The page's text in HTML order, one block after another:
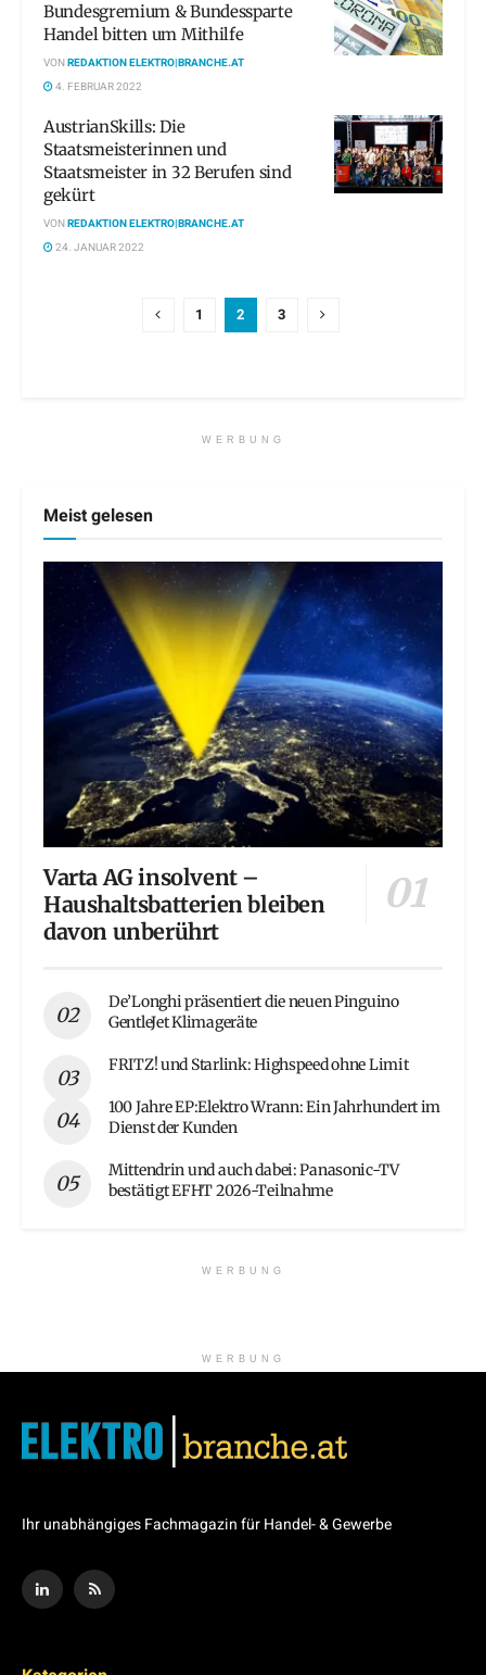
Bundesgremium & Bundessparte
Handel bitten um Mithilfe
VONREDAKTION ELEKTRO|BRANCHE.AT
4. FEBRUAR 2022
AustrianSkills: Die
Staatsmeisterinnen und
Staatsmeister in 32 Berufen sind
gekürt
VONREDAKTION ELEKTRO|BRANCHE.AT
24. JANUAR 2022
1 2 3
WERBUNG
Meist gelesen
Varta AG insolvent –
Haushaltsbatterien bleiben
davon unberührt
De’Longhi präsentiert die neuen Pinguino
GentleJet Klimageräte
FRITZ! und Starlink: Highspeed ohne Limit
100 Jahre EP:Elektro Wrann: Ein Jahrhundert im
Dienst der Kunden
Mittendrin und auch dabei: Panasonic-TV
bestätigt EFHT 2026-Teilnahme
WERBUNG
WERBUNG
Ihr unabhängiges Fachmagazin für Handel- & Gewerbe